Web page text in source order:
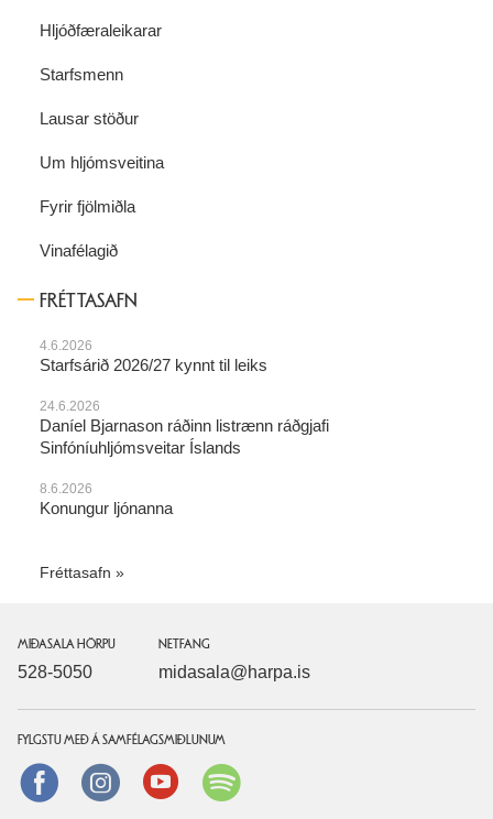
Hljóðfæraleikarar
Starfsmenn
Lausar stöður
Um hljómsveitina
Fyrir fjölmiðla
Vinafélagið
FRÉTTASAFN
4.6.2026
Starfsárið 2026/27 kynnt til leiks
24.6.2026
Daníel Bjarnason ráðinn listrænn ráðgjafi
Sinfóníuhljómsveitar Íslands
8.6.2026
Konungur ljónanna
Fréttasafn
MIÐASALA HÖRPU
528-5050
NETFANG
midasala@harpa.is
FYLGSTU MEÐ Á SAMFÉLAGSMIÐLUNUM
FacebookinstagramYoutube